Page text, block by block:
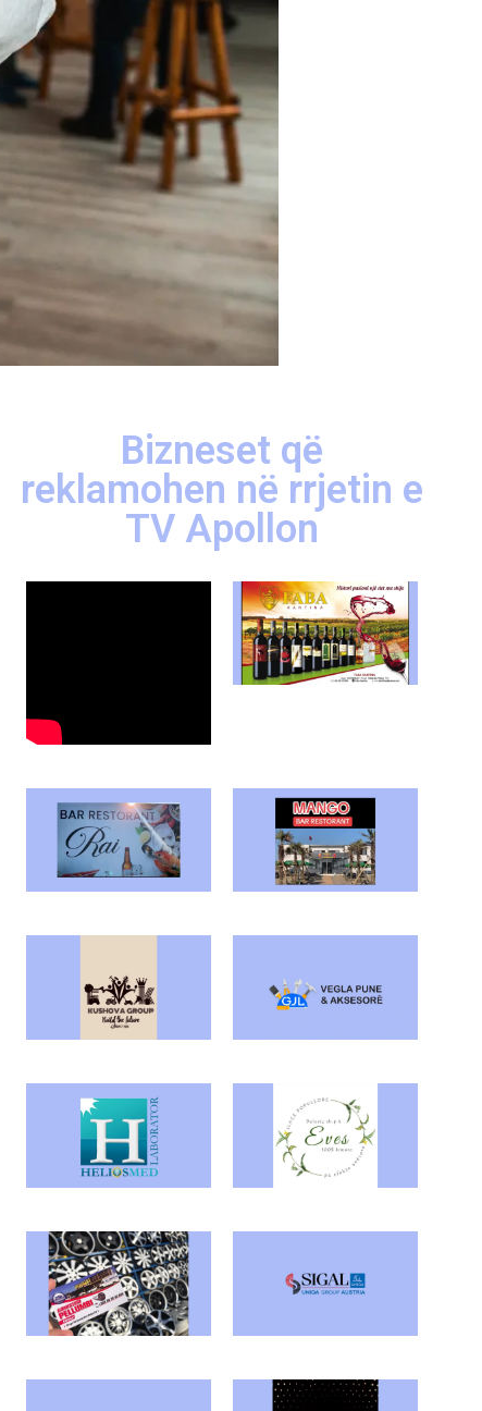
Bizneset që
reklamohen në rrjetin e
TV Apollon